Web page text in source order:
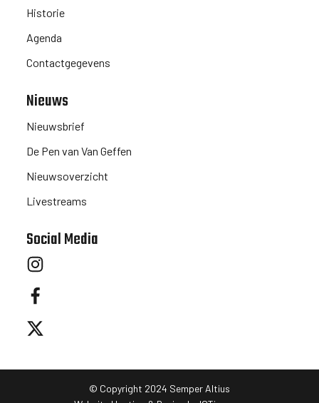
Historie
Agenda
Contactgegevens
Nieuws
Nieuwsbrief
De Pen van Van Geffen
Nieuwsoverzicht
Livestreams
Social Media
© Copyright 2024 Semper Altius